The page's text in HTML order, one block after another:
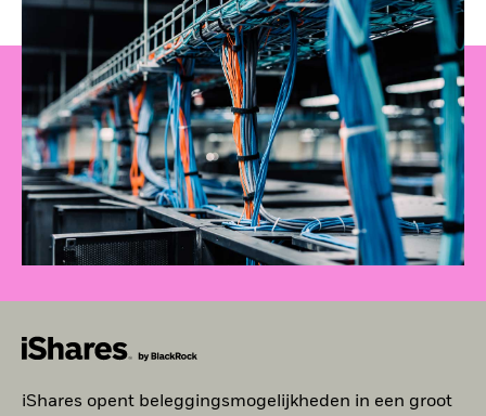
iShares opent beleggingsmogelijkheden in een groot